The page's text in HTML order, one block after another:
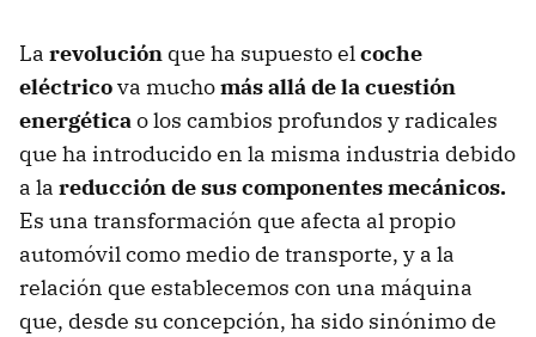
La revolución que ha supuesto elcoche
eléctricova muchomás allá de la cuestión
energéticao los cambios profundos y radicales
que ha introducido en la misma industria debido
a la reducción de sus componentes mecánicos.
Es una transformación que afecta al propio
automóvil como medio de transporte, y a la
relación que establecemos con una máquina
que, desde su concepción, ha sido sinónimo de